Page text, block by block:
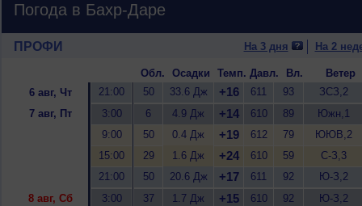
Погода в Бахр-Даре
ПРОФИ На 3 дня На 2
Обл. Осадки Темп. Давл. Вл.
Ветер
6 авг, Чт
21:00 50 33.6 Дж +16 611 93
ЗСЗ,2
7 авг, Пт
3:00 6 4.9 Дж +14 610 89
Южн,1
9:00
50 0.4 Дж +19 612 79
ЮЮВ,2
15:00
29 1.6 Дж +24 610 59
С-З,3
21:00
50 20.6 Дж +17 611 92
Ю-З,2
8 авг, Сб
3:00 37 1.7 Дж +15 610 92
Ю-З,2